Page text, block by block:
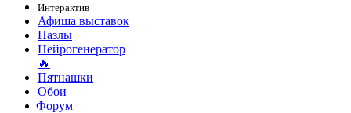
Интерактив
Афиша выставок
Пазлы
Нейрогенератор
🔥
Пятнашки
Обои
Форум